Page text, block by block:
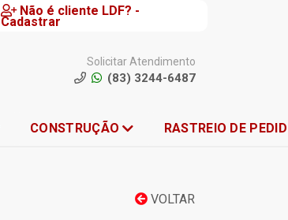
Não é cliente LDF? -
Cadastrar
Solicitar Atendimento
(83) 3244-6487
CONSTRUÇÃO RASTREIO DE
VOLTAR